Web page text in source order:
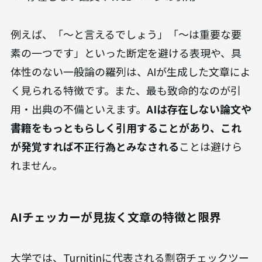
例えば、「〜と言えるでしょう」「〜は重要な要
素の一つです」といった断定を避ける表現や、具
体性のない一般論の羅列は、AIが生成した文章によ
く見られる特徴です。また、最も致命的なのが引
用・出典の不備といえます。 AIは存在しない論文や
書籍をもっともらしく引用することがあり、これ
が発覚すれば不正行為とみなされることは避けら
れません。
AIチェッカーが見抜く文章の特徴と限界
大学では、Turnitinに代表される剽窃チェックツー